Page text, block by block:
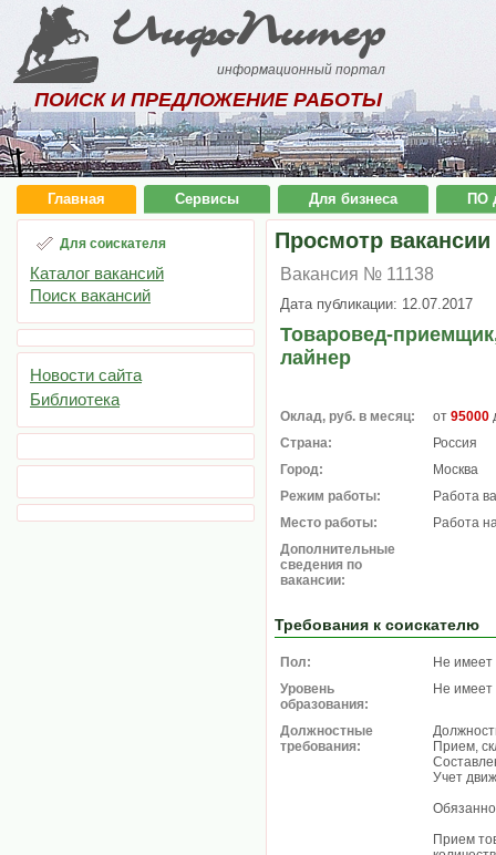
ИнфоПитер
информационный портал
ПОИСК И ПРЕДЛОЖЕНИЕ РАБОТЫ
Главная Сервисы Для бизнеса ПО
Для соискателя
Каталог вакансий
Поиск вакансий
Новости сайта
Библиотека
Просмотр вакансии
Вакансия № 11138
Дата публикации: 12.07.2017
Товаровед-
лайнер
Оклад, руб. в месяц: от 95000
Страна:
Россия
Город:
Москва
Режим работы:
Работа
Место работы:
Работа
Дополнительные
сведения по
вакансии:
Требования к соискателю
Пол:
Не имеет
Уровень
образования:
Не имеет
Должностные
требования:
Прием,
Учет
Прием